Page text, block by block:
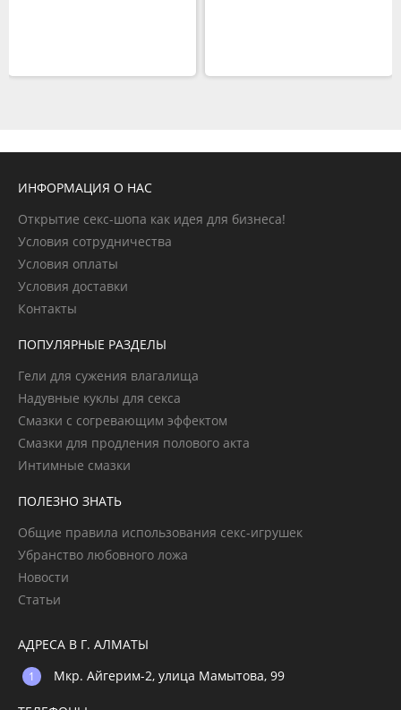
ИНФОРМАЦИЯ О НАС
Открытие секс-шопа как идея для бизнеса!
Условия сотрудничества
Условия оплаты
Условия доставки
Контакты
ПОПУЛЯРНЫЕ РАЗДЕЛЫ
Гели для сужения влагалища
Надувные куклы для секса
Смазки с согревающим эффектом
Смазки для продления полового акта
Интимные смазки
ПОЛЕЗНО ЗНАТЬ
Общие правила использования секс-игрушек
Убранство любовного ложа
Новости
Статьи
АДРЕСА В Г. АЛМАТЫ
Мкр. Айгерим-2, улица Мамытова, 99